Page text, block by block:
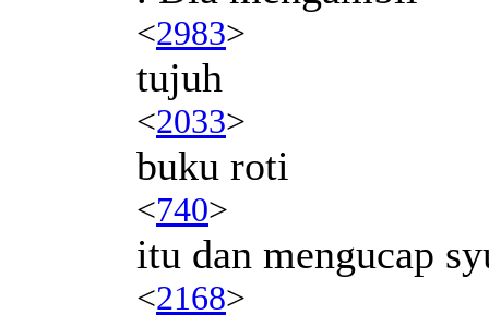
<2983>
tujuh
<2033>
buku roti
<740>
itu dan mengucap
<2168>